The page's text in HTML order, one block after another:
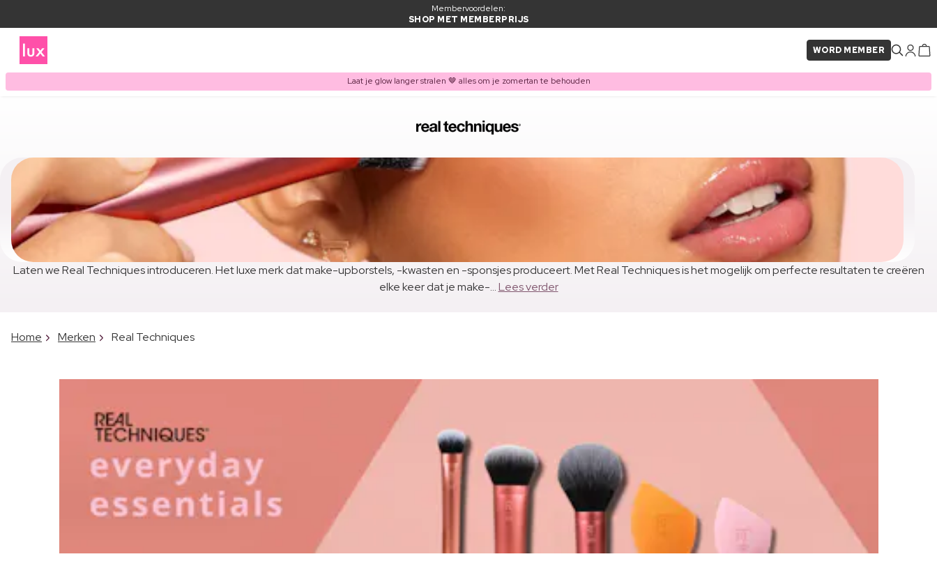
Membervoordelen:
SHOP MET MEMBERPRIJS
WORD MEMBER
Laat je glow langer stralen 🤎 alles om je zomertan te behouden
Laten we Real Techniques introduceren. Het luxe merk dat make-upborstels, -kwasten en -sponsjes produceert. Met Real Techniques is het mogelijk om perfecte resultaten te creëren
elke keer dat je make-...Lees verder
Home Merken Real Techniques